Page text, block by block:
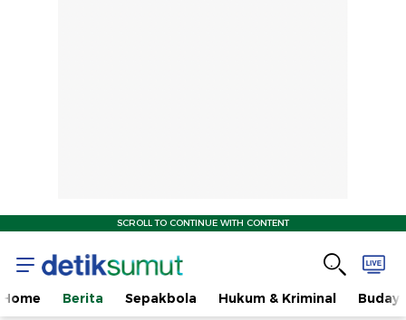
SCROLL TO CONTINUE WITH CONTENT
Home Berita Sepakbola Hukum & Kriminal